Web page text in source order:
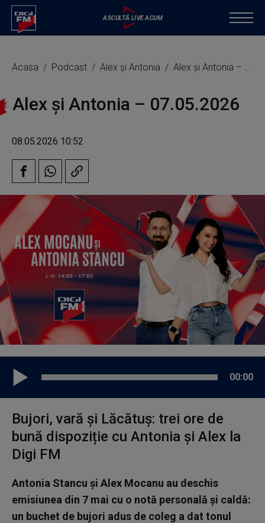
Acasa Podcast Alex și Antonia Alex și Antonia – 07.05.2026
Alex și Antonia – 07.05.2026
08.05.2026 10:52
00:00
Bujori, vară și Lăcătuș: trei ore de
bună dispoziție cu Antonia și Alex la
Digi FM
Antonia Stancu și Alex Mocanu au deschis
emisiunea din 7 mai cu o notă personală și caldă:
un buchet de bujori adus de coleg a dat tonul